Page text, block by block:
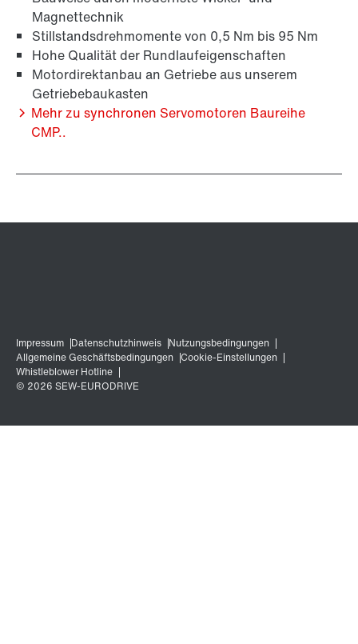
Langzeit-Gewährleistung
Oberflächen- und Korrosionsschutz
Magnettechnik
Stillstandsdrehmomente von 0,5 Nm bis 95 Nm
Hohe Qualität der Rundlaufeigenschaften
Motordirektanbau an Getriebe aus unserem
Getriebebaukasten
Mehr zu synchronen Servomotoren Baureihe
CMP..